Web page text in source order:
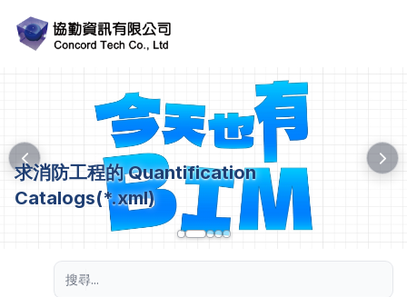
求消防工程的 Quantification
Catalogs(*.xml)